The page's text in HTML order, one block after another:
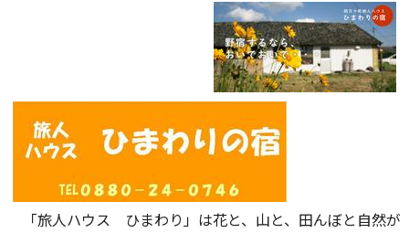
「旅人ハウス ひまわり」は花と、山と、田んぼと自然が